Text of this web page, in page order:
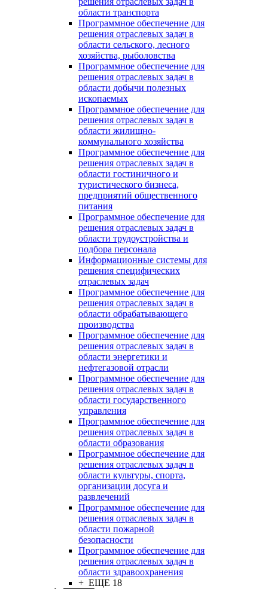
области транспорта
Программное обеспечение для
решения отраслевых задач в
области сельского, лесного
хозяйства, рыболовства
Программное обеспечение для
решения отраслевых задач в
области добычи полезных
ископаемых
Программное обеспечение для
решения отраслевых задач в
области жилищно-
коммунального хозяйства
Программное обеспечение для
решения отраслевых задач в
области гостиничного и
туристического бизнеса,
предприятий общественного
питания
Программное обеспечение для
решения отраслевых задач в
области трудоустройства и
подбора персонала
Информационные системы для
решения специфических
отраслевых задач
Программное обеспечение для
решения отраслевых задач в
области обрабатывающего
производства
Программное обеспечение для
решения отраслевых задач в
области энергетики и
нефтегазовой отрасли
Программное обеспечение для
решения отраслевых задач в
области государственного
управления
Программное обеспечение для
решения отраслевых задач в
области образования
Программное обеспечение для
решения отраслевых задач в
области культуры, спорта,
организации досуга и
развлечений
Программное обеспечение для
решения отраслевых задач в
области пожарной
безопасности
Программное обеспечение для
решения отраслевых задач в
области здравоохранения
+ ЕЩЕ 18